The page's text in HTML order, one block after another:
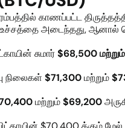
காணப்பட்ட
உச்சத்தை அடைந்தது, ஆனால்
சுமார்$68,500
நிலைகள் $71,300மற்றும்
மற்றும்$69,200